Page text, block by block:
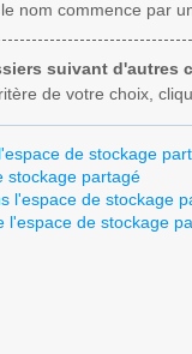
nom commence par
suivant d'autres
de votre choix,
de stockage
stockage partagé
l'espace de stockage
l'espace de stockage